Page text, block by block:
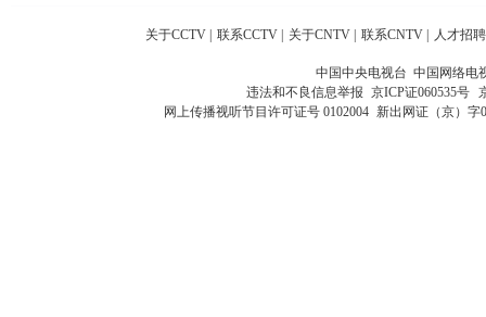
关于CCTV 联系CCTV 关于CNTV 联系CNTV 人才招聘
中国中央电视台 中国网络电
违法和不良信息举报 京ICP证060535号
网上传播视听节目许可证号 0102004 新出网证（京）